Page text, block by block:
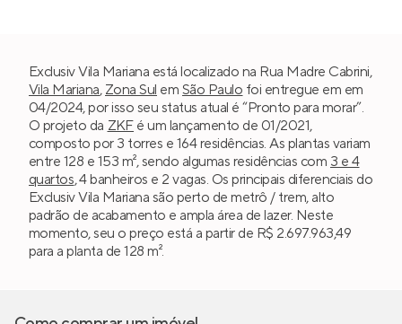
Exclusiv Vila Mariana está localizado na Rua Madre Cabrini,
Vila Mariana, Zona Sul em São Paulo foi entregue em em
04/2024, por isso seu status atual é “Pronto para morar”.
O projeto da ZKF é um lançamento de 01/2021,
composto por 3 torres e 164 residências. As plantas variam
entre 128 e 153 m², sendo algumas residências com 3 e 4
quartos, 4 banheiros e 2 vagas. Os principais diferenciais do
Exclusiv Vila Mariana são perto de metrô / trem, alto
padrão de acabamento e ampla área de lazer. Neste
momento, seu o preço está a partir de R$ 2.697.963,49
para a planta de 128 m².